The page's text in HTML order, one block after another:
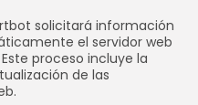
solicitará información
el servidor web
proceso incluye la
de las